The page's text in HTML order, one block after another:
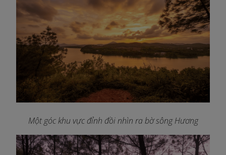
Một góc khu vực đỉnh đồi nhìn ra bờ sông Hương